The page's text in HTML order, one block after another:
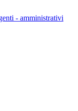
- amministrativi